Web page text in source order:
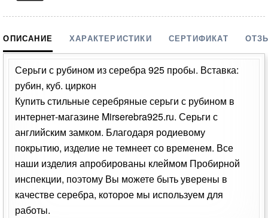
ОПИСАНИЕ ХАРАКТЕРИСТИКИ СЕРТИФИКАТ
Серьги с рубином из серебра 925 пробы. Вставка:
рубин, куб. циркон
Купить стильные серебряные серьги с рубином в
интернет-магазине Mirserebra925.ru. Серьги с
английским замком. Благодаря родиевому
покрытию, изделие не темнеет со временем. Все
наши изделия апробированы клеймом Пробирной
инспекции, поэтому Вы можете быть уверены в
качестве серебра, которое мы используем для
работы.